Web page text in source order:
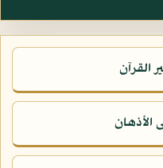
القرآن
الأذهان